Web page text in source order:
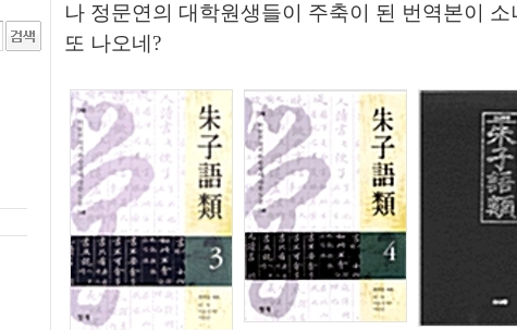
나 정문연의 대학원생들이 주축이 된 번역본이 소
또 나오네?